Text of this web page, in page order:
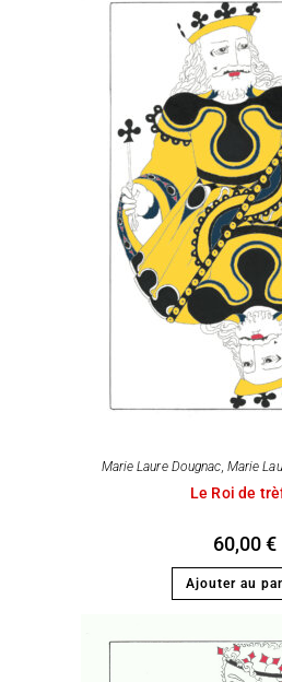
Marie Laure Dougnac, Marie
Le Roi de
60,00€
Ajouter au